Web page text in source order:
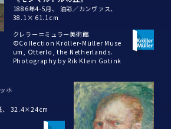
1886年4-5月、
油彩／カンヴァス、
38.1× 61.1cm
クレラー＝ミュラー美術館
©Collection Kröller-Müller Muse
um, Otterlo, the Netherlands.
Photography by Rik Klein Gotink
ホ
32.4×24cm